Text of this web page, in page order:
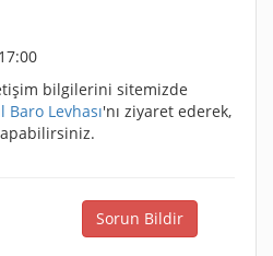
bilgilerini sitemizde
Baro Levhası'nı ziyaret ederek,
Sorun Bildir